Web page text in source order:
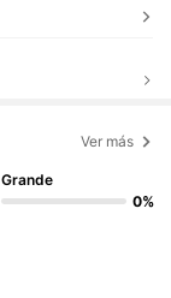
Ver más
Grande
0%